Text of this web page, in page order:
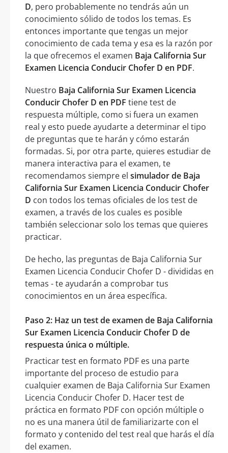
D, pero probablemente no tendrás aún un
conocimiento sólido de todos los temas. Es
entonces importante que tengas un mejor
conocimiento de cada tema y esa es la razón por
la que ofrecemos el examen Baja California Sur
Examen Licencia Conducir Chofer D en PDF.
Nuestro Baja California Sur Examen Licencia
Conducir Chofer D en PDF tiene test de
respuesta múltiple, como si fuera un examen
real y esto puede ayudarte a determinar el tipo
de preguntas que te harán y cómo estarán
formadas. Si, por otra parte, quieres estudiar de
manera interactiva para el examen, te
recomendamos siempre el simulador de Baja
California Sur Examen Licencia Conducir Chofer
D con todos los temas oficiales de los test de
examen, a través de los cuales es posible
también seleccionar solo los temas que quieres
practicar.
De hecho, las preguntas de Baja California Sur
Examen Licencia Conducir Chofer D - divididas en
temas - te ayudarán a comprobar tus
conocimientos en un área específica.
Paso 2: Haz un test de examen de Baja California
Sur Examen Licencia Conducir Chofer D de
respuesta única o múltiple.
Practicar test en formato PDF es una parte
importante del proceso de estudio para
cualquier examen de Baja California Sur Examen
Licencia Conducir Chofer D. Hacer test de
práctica en formato PDF con opción múltiple o
no es una manera útil de familiarizarte con el
formato y contenido del test real que harás el día
del examen.